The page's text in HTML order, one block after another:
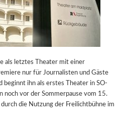
als letztes Theater mit einer
nur für Journalisten und Gäste
beginnt ihn als erstes Theater in SO-
noch vor der Sommerpause vom 15.
die Nutzung der Freilichtbühne im